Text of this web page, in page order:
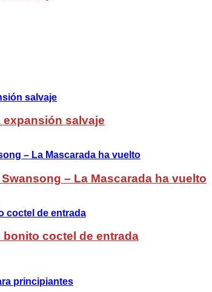
expansión salvaje
– La Mascarada ha vuelto
coctel de entrada